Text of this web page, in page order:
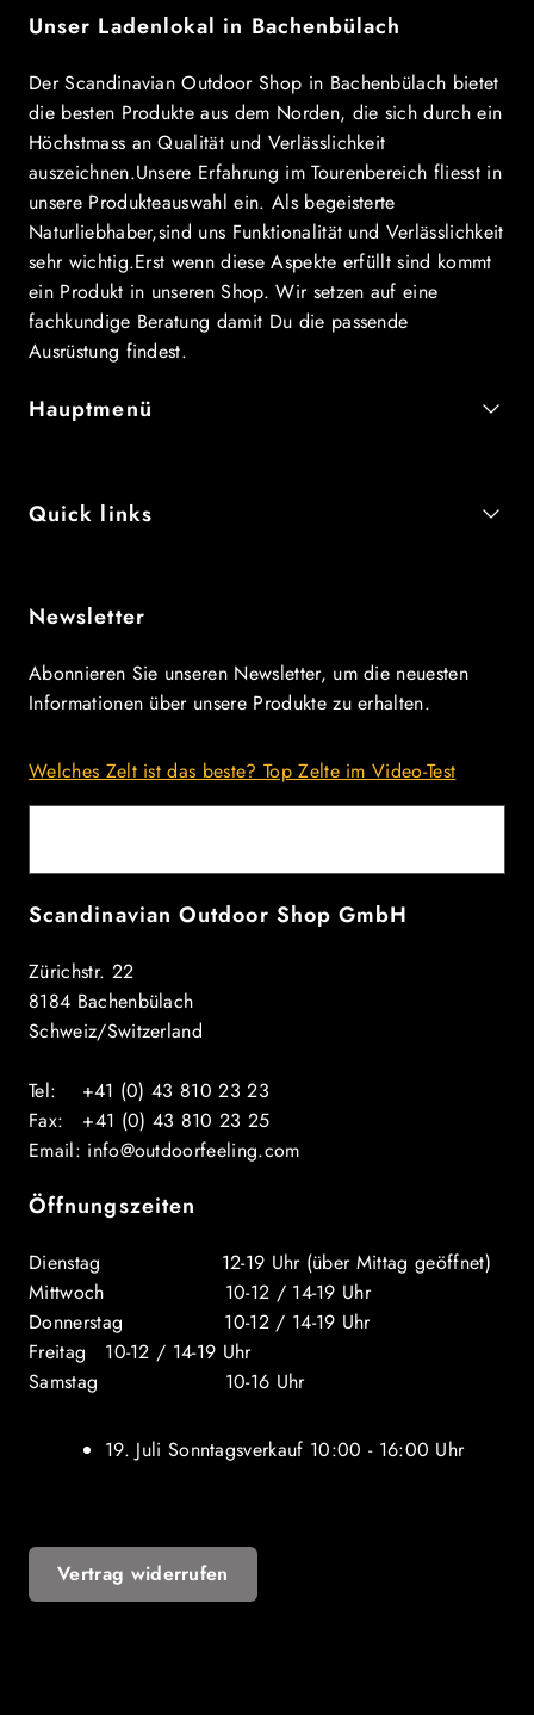
Unser Ladenlokal in Bachenbülach
Der Scandinavian Outdoor Shop in Bachenbülach bietet
die besten Produkte aus dem Norden, die sich durch ein
Höchstmass an Qualität und Verlässlichkeit
auszeichnen.Unsere Erfahrung im Tourenbereich fliesst in
unsere Produkteauswahl ein. Als begeisterte
Naturliebhaber,sind uns Funktionalität und Verlässlichkeit
sehr wichtig.Erst wenn diese Aspekte erfüllt sind kommt
ein Produkt in unseren Shop. Wir setzen auf eine
fachkundige Beratung damit Du die passende
Ausrüstung findest.
Hauptmenü
Quick links
Newsletter
Abonnieren Sie unseren Newsletter, um die neuesten
Informationen über unsere Produkte zu erhalten.
Welches Zelt ist das beste? Top Zelte im Video-Test
Scandinavian Outdoor Shop GmbH
Zürichstr. 22
8184 Bachenbülach
Schweiz/Switzerland
Tel: +41 (0) 43 810 23 23
Fax: +41 (0) 43 810 23 25
Email: info@outdoorfeeling.com
Öffnungszeiten
Dienstag 12-19 Uhr (über Mittag geöffnet)
Mittwoch 10-12 / 14-19 Uhr
Donnerstag 10-12 / 14-19 Uhr
Freitag 10-12 / 14-19 Uhr
Samstag 10-16 Uhr
19. Juli Sonntagsverkauf 10:00 - 16:00 Uhr
Vertrag widerrufen